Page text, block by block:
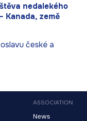
nedalekého
Kanada, země
české a
ASSOCIATION
News